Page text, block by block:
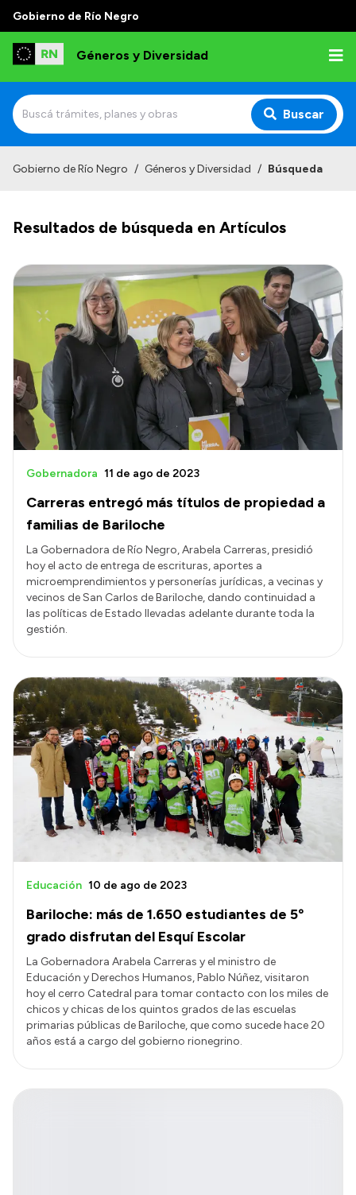
Gobierno de Río Negro
Géneros y Diversidad
Buscar
Misión
Programas y capacitaciones
Observatorio
Normativa
Transparencia
Presupuesto
Boletín Oficial
Compras y licitaciones
Consulta de pago a proveedores
Convocatorias
Intranet
Login
Gobierno de Río Negro / Géneros y Diversidad / Búsqueda
Resultados de búsqueda en Artículos
Carreras entregó más títulos de propiedad a
familias de Bariloche
Gobernadora 11 de ago de 2023
La Gobernadora de Río Negro, Arabela Carreras, presidió
hoy el acto de entrega de escrituras, aportes a
microemprendimientos y personerías jurídicas, a vecinas y
vecinos de San Carlos de Bariloche, dando continuidad a
las políticas de Estado llevadas adelante durante toda la
gestión.
Bariloche: más de 1.650 estudiantes de 5º
grado disfrutan del Esquí Escolar
Educación 10 de ago de 2023
La Gobernadora Arabela Carreras y el ministro de
Educación y Derechos Humanos, Pablo Núñez, visitaron
hoy el cerro Catedral para tomar contacto con los miles de
chicos y chicas de los quintos grados de las escuelas
primarias públicas de Bariloche, que como sucede hace 20
años está a cargo del gobierno rionegrino.